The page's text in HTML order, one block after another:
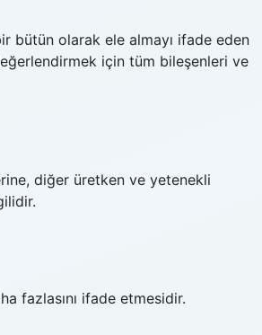
bütün olarak ele almayı ifade eden
için tüm bileşenleri ve
diğer üretken ve yetenekli
fazlasını ifade etmesidir.